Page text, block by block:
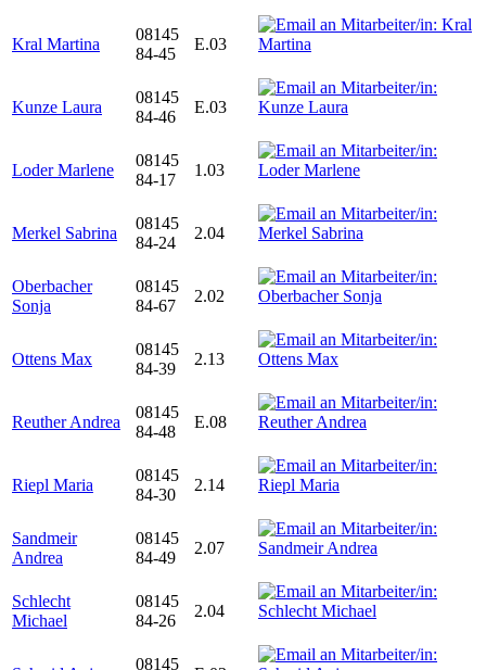
Kral Martina
08145
84-45
E.03
Kunze Laura
08145
84-46
E.03
Loder Marlene
08145
84-17
1.03
Merkel Sabrina
08145
84-24
2.04
Oberbacher
Sonja
08145
84-67
2.02
Ottens Max
08145
84-39
2.13
Reuther Andrea
08145
84-48
E.08
Riepl Maria
08145
84-30
2.14
Sandmeir
Andrea
08145
84-49
2.07
Schlecht
Michael
08145
84-26
2.04
08145